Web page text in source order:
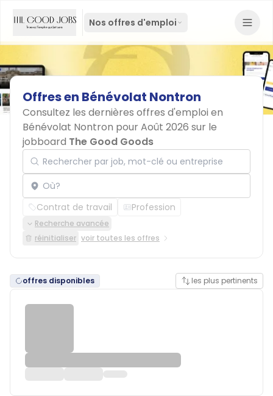
Nos offres d'emploi
Offresen Bénévolat Nontron
Consultez les dernières offres d'emploi en
Bénévolat Nontron pour Août 2026 sur le
jobboard The Good Goods
Rechercher par job, mot-clé ou entreprise
Localisation
Contrat de travail Profession
Recherche avancée
réinitialiser voir toutes les offres
offres disponibles les plus pertinents